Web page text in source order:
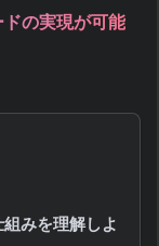
の実現が可能
みを理解しよ